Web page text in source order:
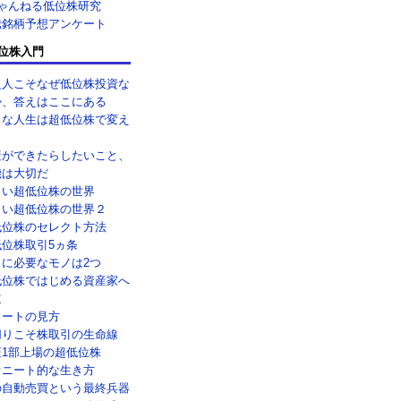
んねる低位株研究
柄予想アンケート
株入門
こそなぜ低位株投資な
答えはここにある
人生は超低位株で変え
できたらしたいこと、
大切だ
超低位株の世界
超低位株の世界２
株のセレクト方法
株取引5ヵ条
必要なモノは2つ
株ではじめる資産家へ
トの見方
こそ株取引の生命線
部上場の超低位株
ート的な生き方
動売買という最終兵器